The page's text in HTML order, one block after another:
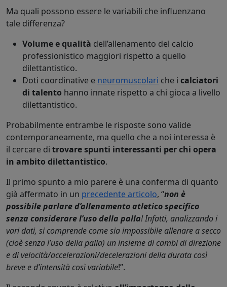
Ma quali possono essere le variabili che influenzano
tale differenza?
Volume e qualità dell’allenamento del calcio
professionistico maggiori rispetto a quello
dilettantistico.
Doti coordinative e neuromuscolari che i calciatori
di talento hanno innate rispetto a chi gioca a livello
dilettantistico.
Probabilmente entrambe le risposte sono valide
contemporaneamente, ma quello che a noi interessa è
il cercare di trovare spunti interessanti per chi opera
in ambito dilettantistico.
Il primo spunto a mio parere è una conferma di quanto
già affermato in un precedente articolo, “non è
possibile parlare d’allenamento atletico specifico
senza considerare l’uso della palla! Infatti, analizzando i
vari dati, si comprende come sia impossibile allenare a secco
(cioè senza l’uso della palla) uninsieme di cambi di direzione
e di velocità/accelerazioni/decelerazioni della durata così
breve e d’intensità così variabile!”.